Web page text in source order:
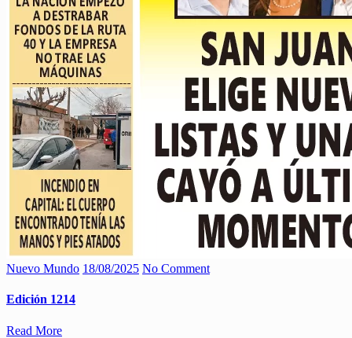
Nuevo Mundo 18/08/2025 No Comment
Edición 1214
Read More